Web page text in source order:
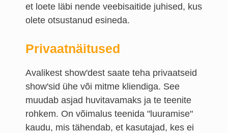
et loete läbi nende veebisaitide juhised, kus
olete otsustanud esineda.
Privaatnäitused
Avalikest show'dest saate teha privaatseid
show'sid ühe või mitme kliendiga. See
muudab asjad huvitavamaks ja te teenite
rohkem. On võimalus teenida "luuramise"
kaudu, mis tähendab, et kasutajad, kes ei